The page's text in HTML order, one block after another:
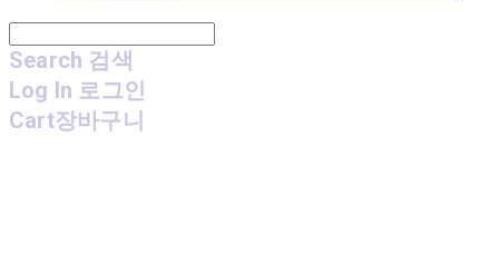
Search 검색
Log In 로그인
Cart장바구니